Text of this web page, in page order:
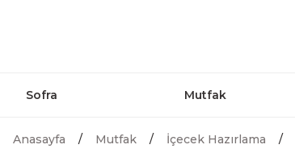
Sofra Mutfak
Anasayfa Mutfak İçecek Hazırlama